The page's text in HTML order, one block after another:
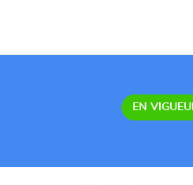
EN